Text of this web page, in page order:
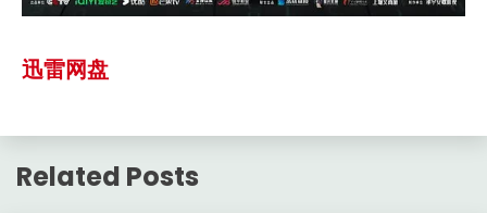
迅雷网盘
Related Posts